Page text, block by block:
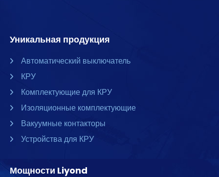
Уникальная продукция
Автоматический выключатель
КРУ
Комплектующие для КРУ
Изоляционные комплектующие
Вакуумные контакторы
Устройства для КРУ
Мощности Liyond